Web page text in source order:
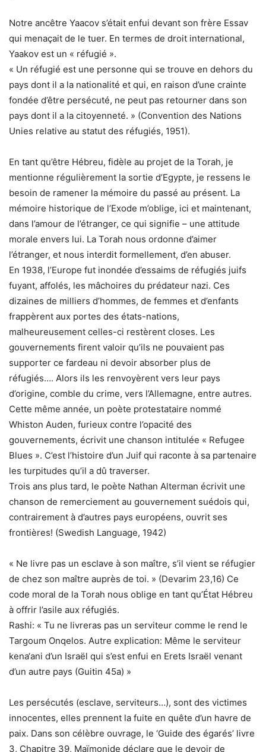
Notre ancêtre Yaacov s’était enfui devant son frère Essav
qui menaçait de le tuer. En termes de droit international,
Yaakov est un « réfugié ».
« Un réfugié est une personne qui se trouve en dehors du
pays dont il a la nationalité et qui, en raison d’une crainte
fondée d’être persécuté, ne peut pas retourner dans son
pays dont il a la citoyenneté. » (Convention des Nations
Unies relative au statut des réfugiés, 1951).
En tant qu’être Hébreu, fidèle au projet de la Torah, je
mentionne régulièrement la sortie d’Egypte, je ressens le
besoin de ramener la mémoire du passé au présent. La
mémoire historique de l’Exode m’oblige, ici et maintenant,
dans l’amour de l’étranger, ce qui signifie – une attitude
morale envers lui. La Torah nous ordonne d’aimer
l’étranger, et nous interdit formellement, d’en abuser.
En 1938, l’Europe fut inondée d’essaims de réfugiés juifs
fuyant, affolés, les mâchoires du prédateur nazi. Ces
dizaines de milliers d’hommes, de femmes et d’enfants
frappèrent aux portes des états-nations,
malheureusement celles-ci restèrent closes. Les
gouvernements firent valoir qu’ils ne pouvaient pas
supporter ce fardeau ni devoir absorber plus de
réfugiés…. Alors ils les renvoyèrent vers leur pays
d’origine, comble du crime, vers l’Allemagne, entre autres.
Cette même année, un poète protestataire nommé
Whiston Auden, furieux contre l’opacité des
gouvernements, écrivit une chanson intitulée « Refugee
Blues ». C’est l’histoire d’un Juif qui raconte à sa partenaire
les turpitudes qu’il a dû traverser.
Trois ans plus tard, le poète Nathan Alterman écrivit une
chanson de remerciement au gouvernement suédois qui,
contrairement à d’autres pays européens, ouvrit ses
frontières! (Swedish Language, 1942)
« Ne livre pas un esclave à son maître, s’il vient se réfugier
de chez son maître auprès de toi. » (Devarim 23,16) Ce
code moral de la Torah nous oblige en tant qu’État Hébreu
à offrir l’asile aux réfugiés.
Rashi: « Tu ne livreras pas un serviteur comme le rend le
Targoum Onqelos. Autre explication: Même le serviteur
kena‘ani d’un Israël qui s’est enfui en Erets Israël venant
d’un autre pays (Guitin 45a) »
Les persécutés (esclave, serviteurs…), sont des victimes
innocentes, elles prennent la fuite en quête d’un havre de
paix. Dans son célèbre ouvrage, le ‘Guide des égarés’ livre
3, Chapitre 39, Maïmonide déclare que le devoir de